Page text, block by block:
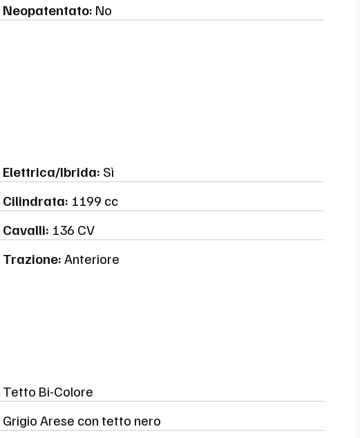
Neopatentato: No
Elettrica/Ibrida: Sì
Cilindrata: 1199 cc
Cavalli: 136 CV
Trazione:Anteriore
Tetto Bi-Colore
Grigio Arese con tetto nero